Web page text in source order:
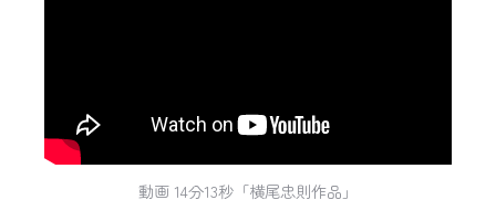
動画 14分13秒「横尾忠則作品」